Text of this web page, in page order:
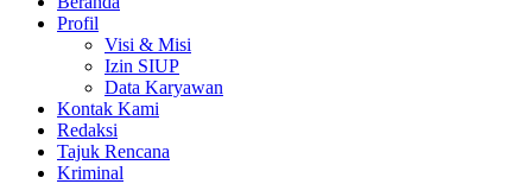
Profil
Visi & Misi
Izin SIUP
Data Karyawan
Kontak Kami
Redaksi
Tajuk Rencana
Kriminal